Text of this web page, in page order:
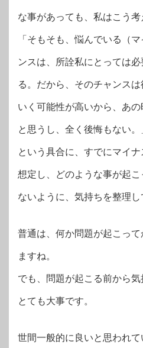
な事があっても、私はこう考
「そもそも、悩んでいる（
ンスは、所詮私にとっては
る。だから、そのチャンス
いく可能性が高いから、あ
と思うし、全く後悔もない。
という具合に、すでにマイ
想定し、どのような事が起
ないように、気持ちを整理し
普通は、何か問題が起こっ
ますね。
でも、問題が起こる前から
とても大事です。
世間一般的に良いと思われ